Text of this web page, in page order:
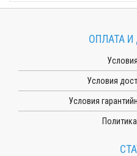
ОПЛАТА
Условия
Условия